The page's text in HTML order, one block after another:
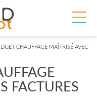
CHAUFFAGE MAÎTRISÉ AVEC
FACTURES